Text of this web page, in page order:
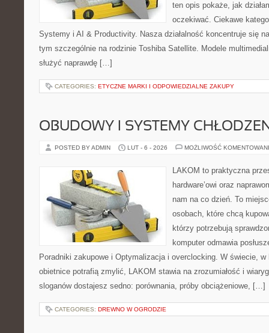
ten opis pokaże, jak
oczekiwać. Ciekawe
Systemy i AI & Productivity. Nasza działalność koncentruje się
tym szczególnie na rodzinie Toshiba Satellite. Modele
służyć naprawdę […]
CATEGORIES: ETYCZNE MARKI I ODPOWIEDZIALNE ZAKUPY
OBUDOWY I SYSTEMY
POSTED BY ADMIN LUT - 6 - 2026 MOŻLIWOŚĆ
LAKOM to praktyczna
hardware’owi oraz
nam na co dzień. To
osobach, które chcą
którzy potrzebują
komputer odmawia
Poradniki zakupowe i Optymalizacja i overclocking. W świecie,
obietnice potrafią zmylić, LAKOM stawia na zrozumiałość i
sloganów dostajesz sedno: porównania, próby obciążeniowe, […]
CATEGORIES: DREWNO W OGRODZIE